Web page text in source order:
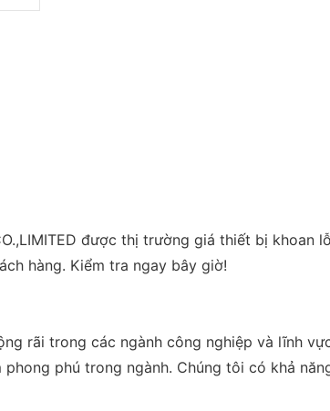
được thị trường giá thiết bị khoan
hàng. Kiểm tra ngay bây giờ!
rãi trong các ngành công nghiệp và lĩnh
phú trong ngành. Chúng tôi có khả